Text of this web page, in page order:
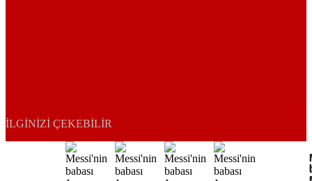
İLGINIZI ÇEKEBILIR